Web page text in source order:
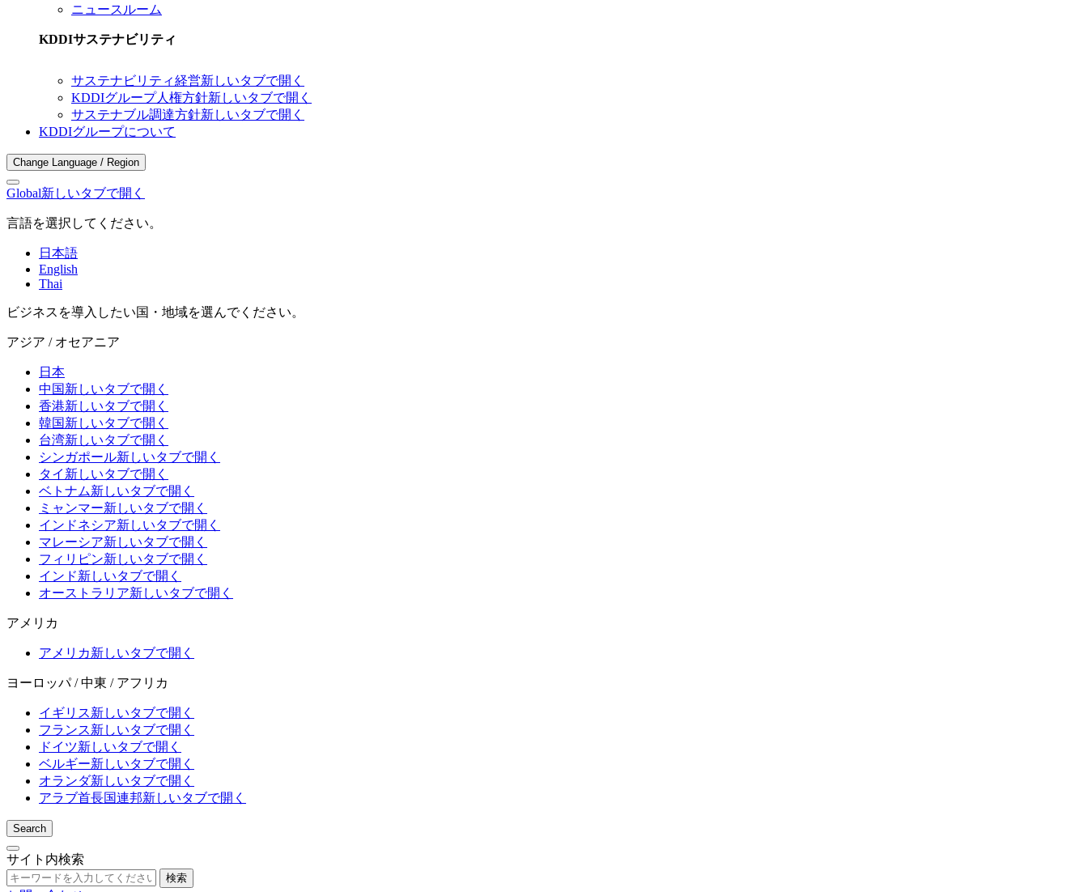
ニュースルーム
KDDIサステナビリティ
サステナビリティ経営新しいタブで開く
KDDIグループ人権方針新しいタブで開く
サステナブル調達方針新しいタブで開く
KDDIグループについて
Change Language / Region
Global新しいタブで開く
言語を選択してください。
日本語
English
Thai
ビジネスを導入したい国・地域を選んでください。
アジア / オセアニア
日本
中国新しいタブで開く
香港新しいタブで開く
韓国新しいタブで開く
台湾新しいタブで開く
シンガポール新しいタブで開く
タイ 新しいタブで開く
ベトナム新しいタブで開く
ミャンマー新しいタブで開く
インドネシア新しいタブで開く
マレーシア新しいタブで開く
フィリピン新しいタブで開く
インド新しいタブで開く
オーストラリア新しいタブで開く
アメリカ
アメリカ新しいタブで開く
ヨーロッパ / 中東 / アフリカ
イギリス新しいタブで開く
フランス新しいタブで開く
ドイツ新しいタブで開く
ベルギー新しいタブで開く
オランダ新しいタブで開く
アラブ首長国連邦新しいタブで開く
Search
サイト内検索
検索